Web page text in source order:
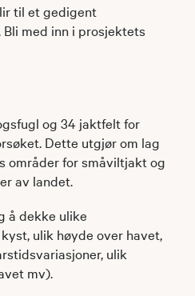
til et gedigent
med inn i prosjektets
og 34 jaktfelt for
Dette utgjør om lag
områder for småviltjakt og
av landet.
å dekke ulike
ulik høyde over havet,
ulik
mv).